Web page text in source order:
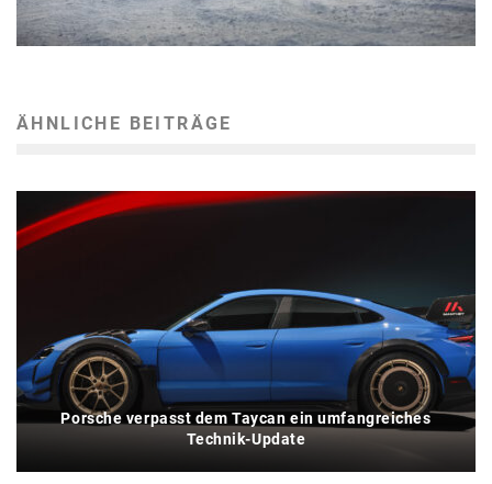
ÄHNLICHE BEITRÄGE
Porsche verpasst dem Taycan ein umfangreiches
Technik-Update